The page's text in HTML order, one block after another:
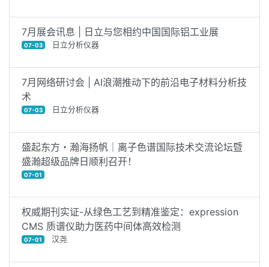
7月展会讯息 | 日立与您相约中国国际铝工业展
07-03 日立分析仪器
7月网络研讨会 | AI浪潮推动下的前沿电子材料分析技
术
07-03 日立分析仪器
盛起东方・瀚海扬帆｜离子色谱国际技术交流论坛暨
盛瀚超级品牌日顺利召开！
07-01
权威期刊实证-从绿色工艺到精准鉴定：expression
CMS 质谱仪助力医药中间体高效检测
07-01 汉尧